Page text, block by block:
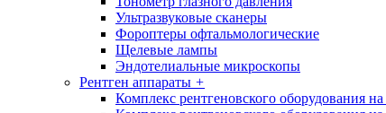
Ультразвуковые сканеры
Фороптеры офтальмологические
Щелевые лампы
Эндотелиальные микроскопы
Рентген аппараты +
Комплекс рентгеновского оборудования